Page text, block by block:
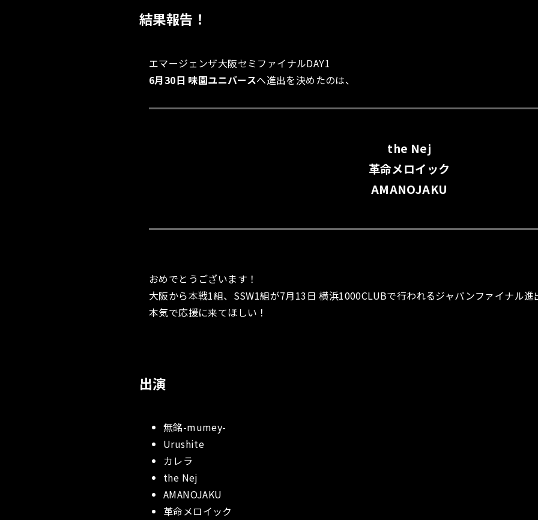
結果報告！
エマージェンザ大阪セミファイナルDAY1
6月30日 味園ユニバースへ進出を決めたのは、
the Nej
革命メロイック
AMANOJAKU
おめでとうございます！
大阪から本戦1組、SSW1組が7月13日 横浜1000CLUBで行われるジャパンファイナル進
本気で応援に来てほしい！
出演
無銘-mumey-
Urushite
カレラ
the Nej
AMANOJAKU
革命メロイック